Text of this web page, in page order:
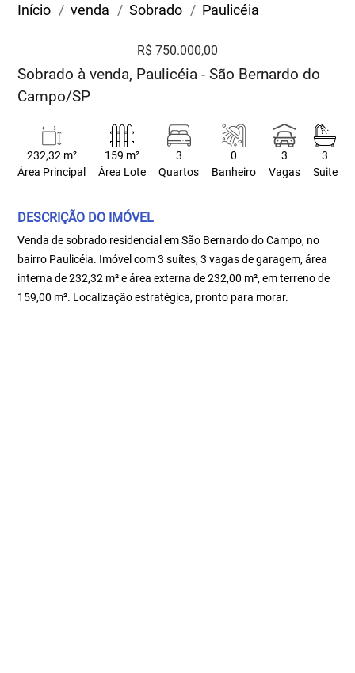
Início venda Sobrado Paulicéia
R$ 750.000,00
Sobrado à venda, Paulicéia - São Bernardo do
Campo/SP
232,32 m²
Área Principal
159 m²
Área Lote
3
Quartos
0
Banheiro
3
Vagas
3
Suite
DESCRIÇÃO DO IMÓVEL
Venda de sobrado residencial em São Bernardo do Campo, no
bairro Paulicéia. Imóvel com 3 suítes, 3 vagas de garagem, área
interna de 232,32 m² e área externa de 232,00 m², em terreno de
159,00 m². Localização estratégica, pronto para morar.